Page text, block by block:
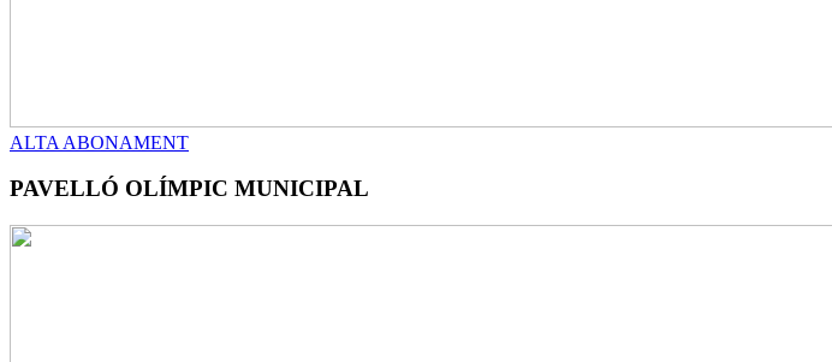
ALTA ABONAMENT
PAVELLÓ OLÍMPIC MUNICIPAL